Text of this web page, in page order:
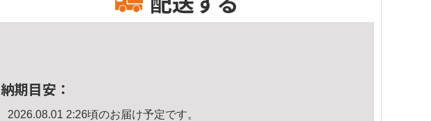
納期目安：
2026.08.01 2:26頃のお届け予定です。